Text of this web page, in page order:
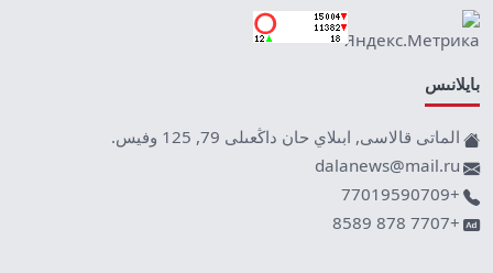
بايلانىس
الماتى قالاسى, ابىلاي حان داڭعىلى 79, 125 وفيس.
dalanews@mail.ru
+77019590709
+7707 878 8589